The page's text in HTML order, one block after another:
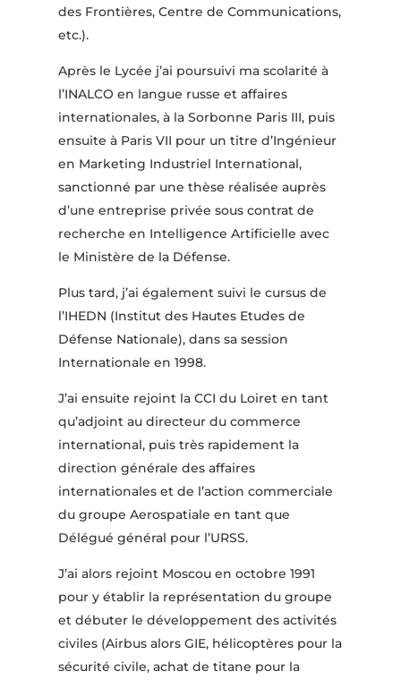
des Frontières, Centre de Communications,
etc.).
Après le Lycée j’ai poursuivi ma scolarité à
l’INALCO en langue russe et affaires
internationales, à la Sorbonne Paris III, puis
ensuite à Paris VII pour un titre d’Ingénieur
en Marketing Industriel International,
sanctionné par une thèse réalisée auprès
d’une entreprise privée sous contrat de
recherche en Intelligence Artificielle avec
le Ministère de la Défense.
Plus tard, j’ai également suivi le cursus de
l’IHEDN (Institut des Hautes Etudes de
Défense Nationale), dans sa session
Internationale en 1998.
J’ai ensuite rejoint la CCI du Loiret en tant
qu’adjoint au directeur du commerce
international, puis très rapidement la
direction générale des affaires
internationales et de l’action commerciale
du groupe Aerospatiale en tant que
Délégué général pour l’URSS.
J’ai alors rejoint Moscou en octobre 1991
pour y établir la représentation du groupe
et débuter le développement des activités
civiles (Airbus alors GIE, hélicoptères pour la
sécurité civile, achat de titane pour la